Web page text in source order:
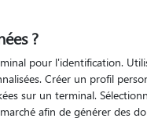
?
pour l'identification.
Créer un profil
sur un terminal.
afin de générer des